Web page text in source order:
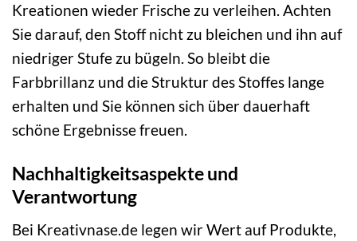
Kreationen wieder Frische zu verleihen. Achten
Sie darauf, den Stoff nicht zu bleichen und ihn auf
niedriger Stufe zu bügeln. So bleibt die
Farbbrillanz und die Struktur des Stoffes lange
erhalten und Sie können sich über dauerhaft
schöne Ergebnisse freuen.
Nachhaltigkeitsaspekte und
Verantwortung
Bei Kreativnase.de legen wir Wert auf Produkte,